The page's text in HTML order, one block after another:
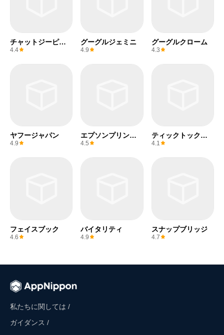
チャットジーピー
ティー
4.4
グーグルジェミニ
4.9
グーグルクローム
4.3
ヤフージャパン
4.9
エプソンプリンタ
ー
4.5
ティックトックラ
イト
4.1
フェイスブック
4.6
バイタリティ
4.9
スナップブリッジ
4.7
私たちに関しては /
ガイダンス /